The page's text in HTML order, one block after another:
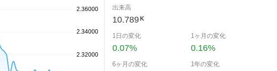
出来高
10.789 K
1日の変化
0.07%
1ヶ月の変化
0.16%
6ヶ月の変化 1年の変化